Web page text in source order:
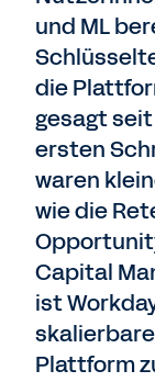
und ML
die
gesagt
ersten
waren
wie die
Capital
ist
Plattform